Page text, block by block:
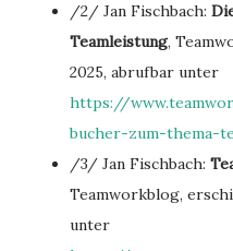
/2/ Jan Fischbach:
Teamleistung,
2025, abrufbar unter
https://
bucher-zum-thema-
/3/ Jan Fischbach:
Teamworkblog,
unter